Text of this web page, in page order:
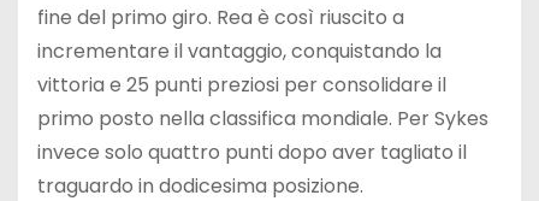
fine del primo giro. Rea è così riuscito a
incrementare il vantaggio, conquistando la
vittoria e 25 punti preziosi per consolidare il
primo posto nella classifica mondiale. Per Sykes
invece solo quattro punti dopo aver tagliato il
traguardo in dodicesima posizione.